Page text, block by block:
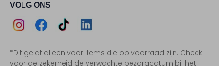
VOLG ONS
Instagram
Facebook
TikTokLinkedIn
*Dit geldt alleen voor items die op voorraad zijn. Check
voor de zekerheid de verwachte bezorgdatum bij het